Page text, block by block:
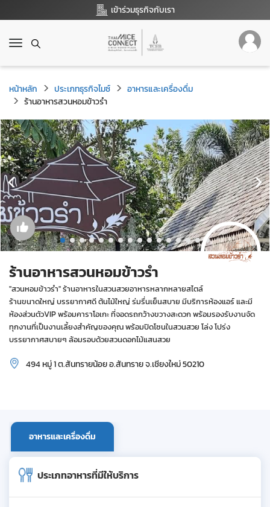
เข้าร่วมธุรกิจกับเรา
T
g
g
l
e
n
a
v
i
g
a
t
i
n
หน้าหลัก ประเภทธุรกิจไมซ์
อาหารและเครื่องดื่ม
ร้านอาหารสวนหอมข้าวรำ
ร้านอาหารสวนหอมข้าวรำ
''สวนหอมข้าวรำ'' ร้านอาหารในสวนสวยอาหารหลากหลายสไตล์
ร้านขนาดใหญ่ บรรยากาศดี ต้นไม้ใหญ่ ร่มรื่นเย็นสบาย มีบริการห้องแอร์ และมี
ห้องส่วนตัวVIP พร้อมคาราโอเกะ ที่จอดรถกว้างขวางสะดวก พร้อมรองรับงานจัด
ทุกงานที่เป็นงานเลี้ยงสำคัญของคุณ พร้อมปิดโซนในสวนสวย โล่ง โปร่ง
บรรยากาศสบายๆ ล้อมรอบด้วยสวนดอกไม้แสนสวย
494 หมู่ 1 ต.สันทรายน้อย อ.สันทราย จ.เชียงใหม่ 50210
อาหารและเครื่องดื่ม
ประเภทอาหารที่มีให้บริการ